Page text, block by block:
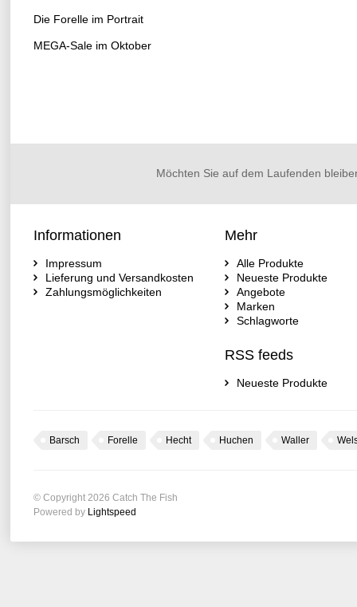
Die Forelle im Portrait
MEGA-Sale im Oktober
Möchten Sie auf dem Laufenden
Informationen
Impressum
Lieferung und Versandkosten
Zahlungsmöglichkeiten
Mehr
Alle Produkte
Neueste Produkte
Angebote
Marken
Schlagworte
RSS feeds
Neueste Produkte
Barsch Forelle Hecht Huchen Waller
© Copyright 2026 Catch The Fish
Powered by Lightspeed